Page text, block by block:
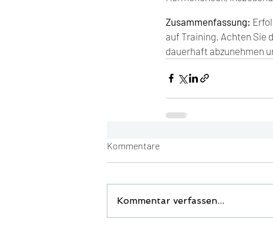
Zusammenfassung:
auf Training. Achten Sie
dauerhaft abzunehmen
Kommentare
Kommentar verfassen...